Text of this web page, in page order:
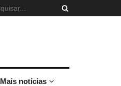
Mais notícias